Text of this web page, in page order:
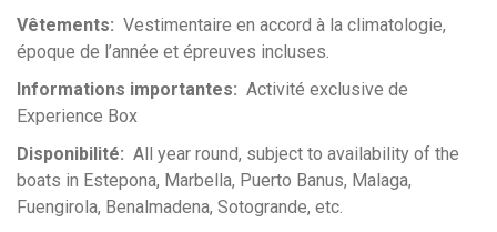
Vêtements
Vestimentaire en accord à la climatologie,
époque de l’année et épreuves incluses.
Informations importantes
Activité exclusive de
Experience Box
Disponibilité
All year round, subject to availability of the
boats in Estepona, Marbella, Puerto Banus, Malaga,
Fuengirola, Benalmadena, Sotogrande, etc.